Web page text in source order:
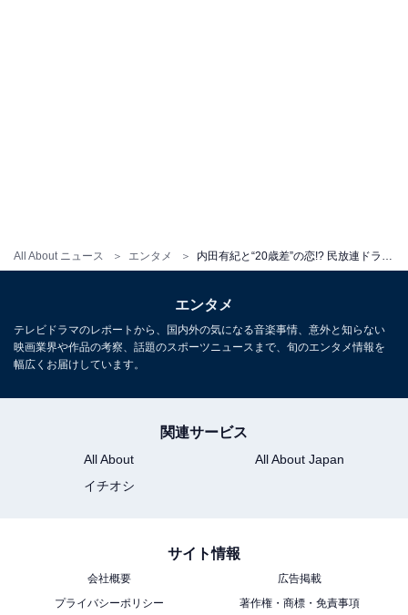
All About ニュース エンタメ
こちらもおすすめ
「STARTOアイドル」出演の夏ドラマを先取
エンタメ
テレビドラマのレポートから、国内外の気になる音楽事情、意外と知らない
映画業界や作品の考察、話題のスポーツニュースまで、旬のエンタメ情報を
幅広くお届けしています。
関連サービス
All About
All About Japan
イチオシ
サイト情報
会社概要
広告掲載
プライバシーポリシー
著作権・商標・免責事項